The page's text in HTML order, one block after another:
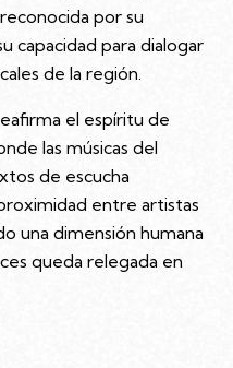
por su
capacidad para dialogar
de la región.
el espíritu de
las músicas del
de escucha
entre artistas
una dimensión humana
queda relegada en